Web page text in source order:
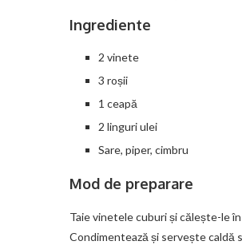
Ingrediente
2 vinete
3 roșii
1 ceapă
2 linguri ulei
Sare, piper, cimbru
Mod de preparare
Taie vinetele cuburi și călește-le
Condimentează și servește caldă